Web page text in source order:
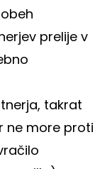
prelije v
takrat
ne more proti